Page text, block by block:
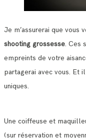
Je m’assurerai que vous
shooting grossesse. Ces
empreints de votre
partagerai avec vous. Et
uniques.
Une coiffeuse et
(sur réservation et